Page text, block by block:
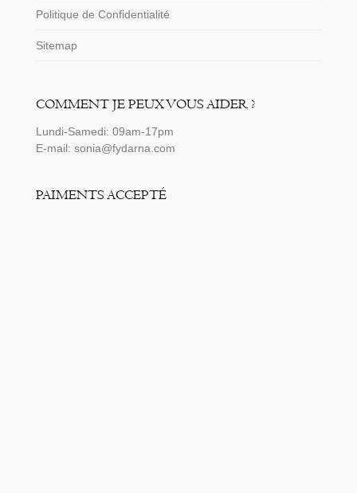
Politique de Confidentialité
Sitemap
COMMENT JE PEUX VOUS AIDER ?
Lundi-Samedi: 09am-17pm
E-mail: sonia@fydarna.com
PAIMENTS ACCEPTÉ